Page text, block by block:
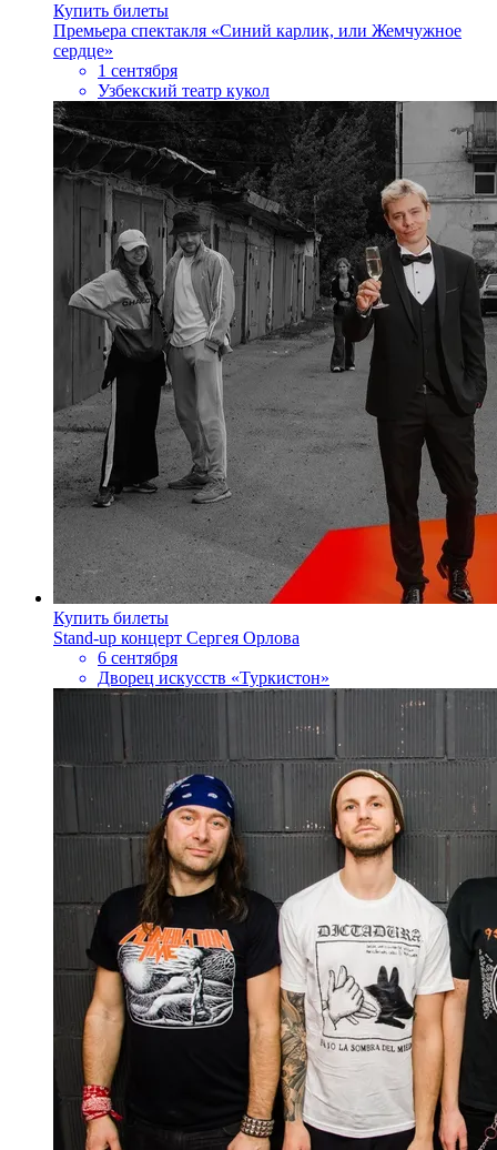
Купить билеты
Премьера спектакля «Синий карлик, или Жемчужное
сердце»
1 сентября
Узбекский театр кукол
Купить билеты
Stand-up концерт Сергея Орлова
6 сентября
Дворец искусств «Туркистон»